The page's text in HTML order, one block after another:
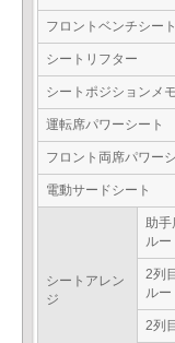
フロントベンチシート
シートリフター
シートポジションメ
運転席パワーシート
フロント両席パワー
電動サードシート
シートアレン
ジ
助手
ルー
2列
ルー
2列